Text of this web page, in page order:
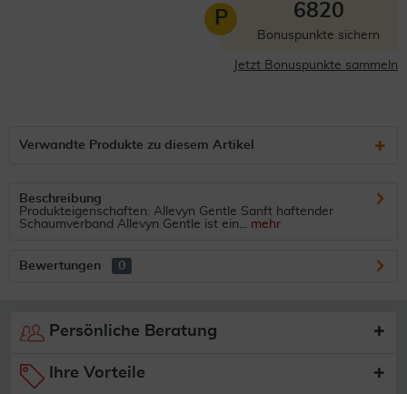
P 6820
Bonuspunkte sichern
Jetzt Bonuspunkte sammeln
Verwandte Produkte zu diesem Artikel
Beschreibung
Produkteigenschaften: Allevyn Gentle Sanft haftender
Schaumverband Allevyn Gentle ist ein... mehr
Bewertungen 0
Persönliche Beratung
Ihre Vorteile